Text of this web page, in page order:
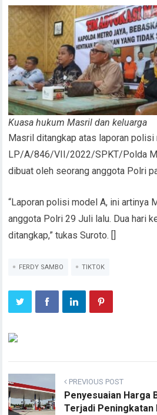
Kuasa hukum Masril dan keluarga
Masril ditangkap atas laporan polisi
LP/A/846/VII/2022/SPKT/Polda
dibuat oleh seorang anggota Polri
“Laporan polisi model A, ini artinya
anggota Polri 29 Juli lalu. Dua hari
ditangkap,” tukas Suroto. []
FERDY SAMBO TIKTOK
PREVIOUS POST
Penyesuaian Harga
Terjadi Peningkatan